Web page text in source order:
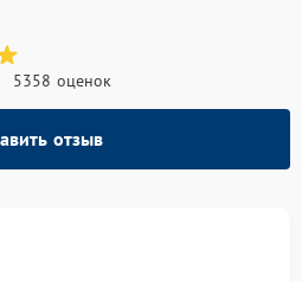
5358 оценок
отзыв